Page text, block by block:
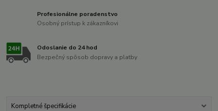
Profesionálne poradenstvo
Osobný prístup k zákazníkovi
Odoslanie do 24 hod
Bezpečný spôsob dopravy a platby
Kompletné špecifikácie